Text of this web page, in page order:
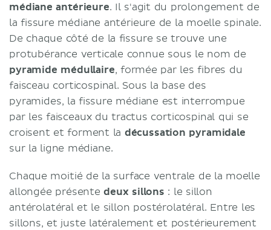
médiane antérieure. Il s'agit du prolongement de
la fissure médiane antérieure de la moelle spinale.
De chaque côté de la fissure se trouve une
protubérance verticale connue sous le nom de
pyramide médullaire, formée par les fibres du
faisceau corticospinal. Sous la base des
pyramides, la fissure médiane est interrompue
par les faisceaux du tractus corticospinal qui se
croisent et forment la décussation pyramidale
sur la ligne médiane.
Chaque moitié de la surface ventrale de la moelle
allongée présentedeux sillons : le sillon
antérolatéral et le sillon postérolatéral. Entre les
sillons, et juste latéralement et postérieurement